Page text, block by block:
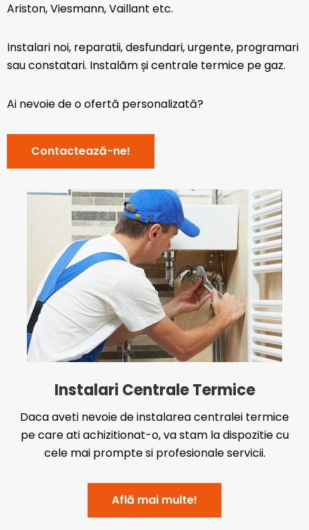
Ariston, Viesmann, Vaillant etc.
Instalari noi, reparatii, desfundari, urgente, programari
sau constatari. Instalăm și centrale termice pe gaz.
Ai nevoie de o ofertă personalizată?
Contactează-ne!
Instalari Centrale Termice
Daca aveti nevoie de instalarea centralei termice
pe care ati achizitionat-o, va stam la dispozitie cu
cele mai prompte si profesionale servicii.
Află mai multe!